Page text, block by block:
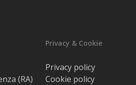
(RA)
Privacy & Cookie
Privacy policy
Cookie policy